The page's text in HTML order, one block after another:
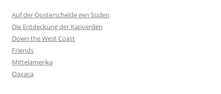
Auf der Oosterschelde gen Süden
Die Entdeckung der Kapverden
Down the West Coast
Friends
Mittelamerika
Oaxaca